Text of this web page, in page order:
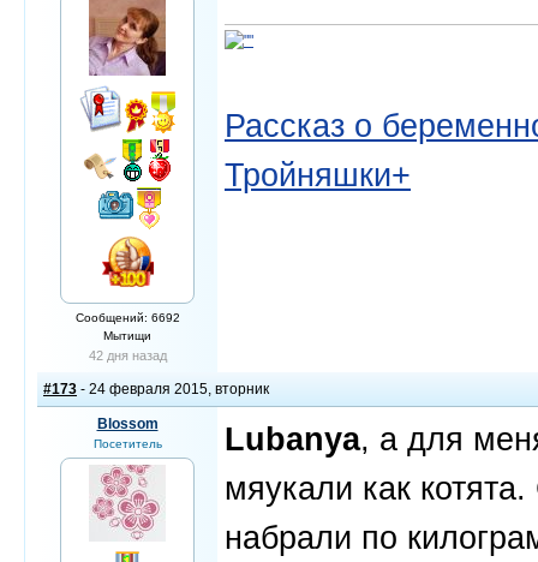
Сообщений: 6692
Мытищи
42 дня назад
Рассказ о
Тройняшки+
#173 - 24 февраля 2015, вторник
Blossom
Посетитель Lubanya, а для
мяукали как
набрали по